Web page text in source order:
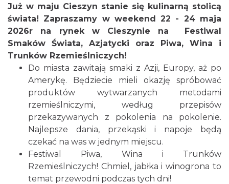
Cieszyn
2026-08-09
0.05 km
Cieszyn
2026-08-16
Już w maju Cieszyn stanie się kulinarną stolicą
świata! Zapraszamy w weekend 22 - 24 maja
2026r na rynek w Cieszynie na Festiwal
Smaków Świata, Azjatycki oraz Piwa, Wina i
Trunków Rzemieślniczych!
Do miasta zawitają smaki z Azji, Europy, aż po
Amerykę. Będziecie mieli okazję spróbować
produktów wytwarzanych metodami
rzemieślniczymi, według przepisów
przekazywanych z pokolenia na pokolenie.
Najlepsze dania, przekąski i napoje będą
czekać na was w jednym miejscu.
Festiwal Piwa, Wina i Trunków
Rzemieślniczych! Chmiel, jabłka i winogrona to
temat przewodni podczas tych dni!